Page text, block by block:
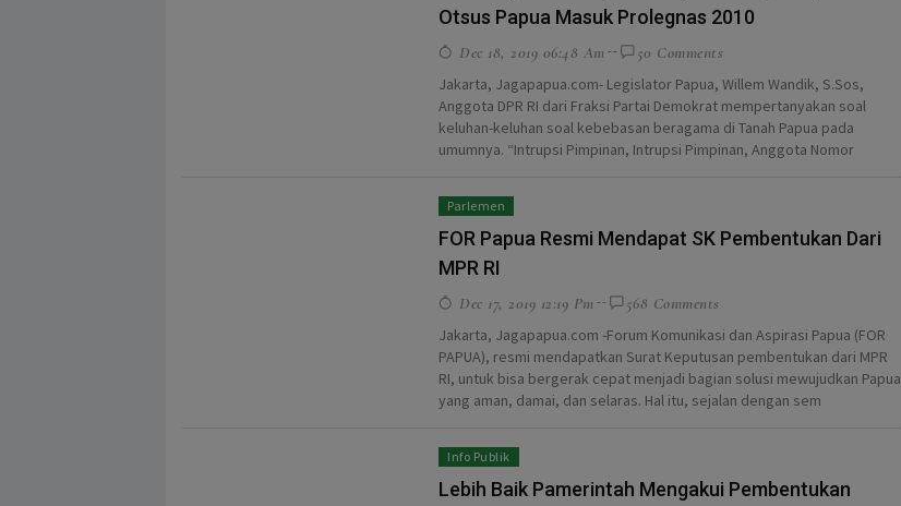
Otsus Papua Masuk Prolegnas 2010
Dec 18, 2019 06:48 Am
50 Comments
Jakarta, Jagapapua.com- Legislator Papua, Willem Wandik, S.Sos,
Anggota DPR RI dari Fraksi Partai Demokrat mempertanyakan soal
keluhan-keluhan soal kebebasan beragama di Tanah Papua pada
umumnya. “Intrupsi Pimpinan, Intrupsi Pimpinan, Anggota Nomor
Parlemen
FOR Papua Resmi Mendapat SK Pembentukan Dari
MPR RI
Dec 17, 2019 12:19 Pm
568 Comments
Jakarta, Jagapapua.com -Forum Komunikasi dan Aspirasi Papua (FOR
PAPUA), resmi mendapatkan Surat Keputusan pembentukan dari MPR
RI, untuk bisa bergerak cepat menjadi bagian solusi mewujudkan Papua
yang aman, damai, dan selaras. Hal itu, sejalan dengan sem
Info Publik
Lebih Baik Pamerintah Mengakui Pembentukan